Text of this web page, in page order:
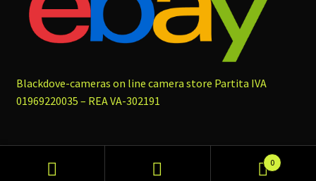
Blackdove-cameras on line camera store Partita IVA
01969220035 – REA VA-302191
Cerca
0